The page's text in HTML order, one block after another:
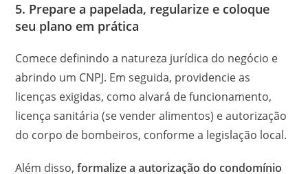
5. Prepare a papelada, regularize e coloque
seu plano em prática
Comece definindo a natureza jurídica do negócio e
abrindo um CNPJ. Em seguida, providencie as
licenças exigidas, como alvará de funcionamento,
licença sanitária (se vender alimentos) e autorização
do corpo de bombeiros, conforme a legislação local.
Além disso,formalize a autorização do condomínio